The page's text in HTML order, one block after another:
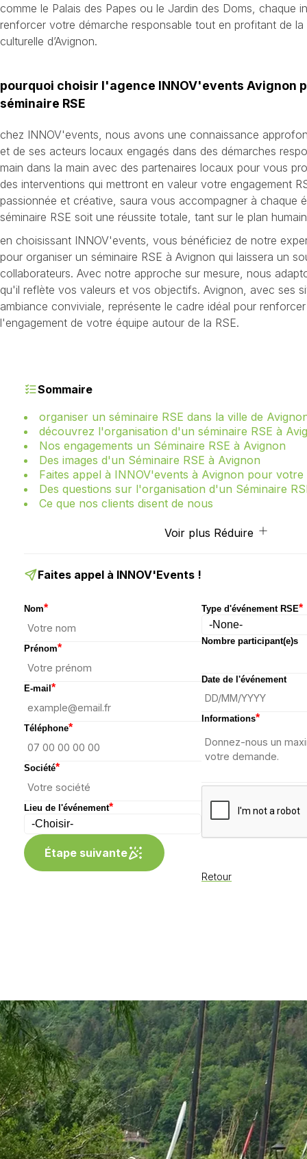
comme le Palais des Papes ou le Jardin des Doms, chaque
renforcer votre démarche responsable tout en profitant de
culturelle d’Avignon.
pourquoi choisir l'agence INNOV'events Avignon
séminaire RSE
chez INNOV'events, nous avons une connaissance
et de ses acteurs locaux engagés dans des démarches
main dans la main avec des partenaires locaux pour vous
des interventions qui mettront en valeur votre engagement
passionnée et créative, saura vous accompagner à chaque
séminaire RSE soit une réussite totale, tant sur le plan
en choisissant INNOV'events, vous bénéficiez de notre
pour organiser un séminaire RSE à Avignon qui laissera un
collaborateurs. Avec notre approche sur mesure, nous
qu'il reflète vos valeurs et vos objectifs. Avignon, avec ses
ambiance conviviale, représente le cadre idéal pour
l'engagement de votre équipe autour de la RSE.
Sommaire
organiser un séminaire RSE dans la ville de
découvrez l'organisation d'un séminaire RSE à
Nos engagements un Séminaire RSE à Avignon
Des images d'un Séminaire RSE à Avignon
Faites appel à INNOV'events à Avignon pour votre
Des questions sur l'organisation d'un Séminaire
Ce que nos clients disent de nous
Voir plus Réduire
Faites appel à INNOV'Events !
Nom*
Prénom*
E-mail*
Téléphone*
Société*
Lieu de l'événement*
Étape suivante
Type d'événement RSE*
Nombre participant(e)s
Date de l'événement
Informations*
Retour